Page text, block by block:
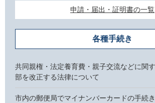
申請・届出・証明書の一覧
各種手続き
共同親権・法定養育費・親子交流などに関
部を改正する法律について
市内の郵便局でマイナンバーカードの手続